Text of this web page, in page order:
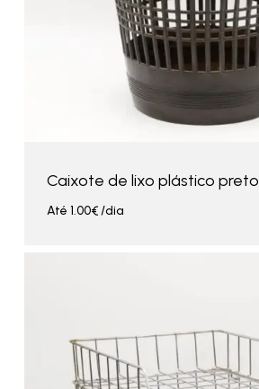
Caixote de lixo plástico preto
Até 1.00€/dia